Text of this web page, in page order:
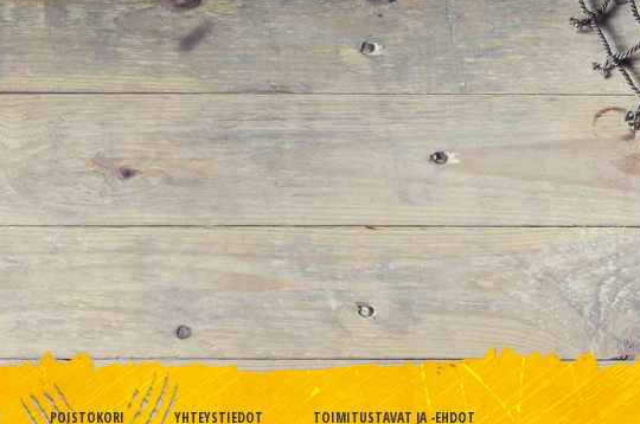
POISTOKORI YHTEYSTIEDOT TOIMITUSTAVAT JA -EHDOT